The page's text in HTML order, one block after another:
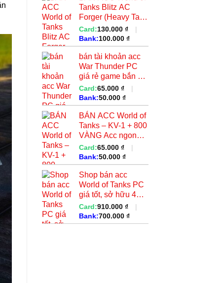
Tanks Blitz AC
Forger (Heavy Tank
– Cấp VI...
Card:130.000 ₫
|
Bank:100.000 ₫
bán tài khoản acc
War Thunder PC
giá rẻ game bắn xe
tăng máy...
Card:65.000 ₫
|
Bank:50.000 ₫
BÁN ACC World of
Tanks – KV-1 + 800
VÀNG Acc ngon
cho anh em...
Card:65.000 ₫
|
Bank:50.000 ₫
Shop bán acc
World of Tanks PC
giá tốt, sở hữu 4
tank X cực...
Card:910.000 ₫
|
Bank:700.000 ₫